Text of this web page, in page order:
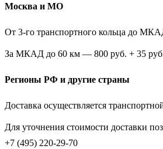
Москва и МО
От 3-го транспортного кольца до
За МКАД до 60 км — 800 руб. + 35
Регионы РФ и другие страны
Доставка осуществляется
Для уточнения стоимости доставки
+7 (495) 220-29-70